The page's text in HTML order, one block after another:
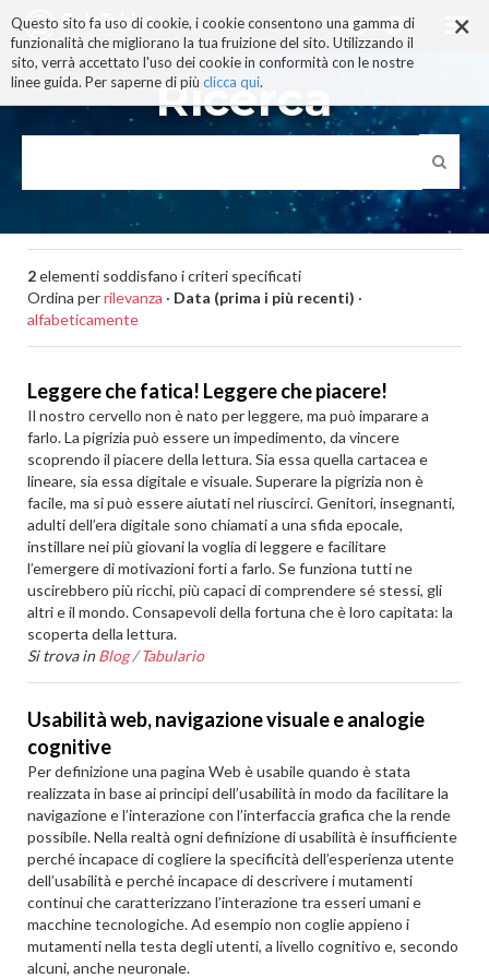
×
Questo sito fa uso di cookie, i cookie consentono una gamma di
funzionalità che migliorano la tua fruizione del sito. Utilizzando il
sito, verrà accettato l'uso dei cookie in conformità con le nostre
linee guida. Per saperne di più clicca qui.
ai
contenuti.
|
alla
navigazione
Ricerca
2elementi soddisfano i criteri specificati
Ordina perrilevanza · Data (prima i più recenti) ·
alfabeticamente
Leggere che fatica! Leggere che piacere!
Il nostro cervello non è nato per leggere, ma può imparare a
farlo. La pigrizia può essere un impedimento, da vincere
scoprendo il piacere della lettura. Sia essa quella cartacea e
lineare, sia essa digitale e visuale. Superare la pigrizia non è
facile, ma si può essere aiutati nel riuscirci. Genitori, insegnanti,
adulti dell’era digitale sono chiamati a una sfida epocale,
instillare nei più giovani la voglia di leggere e facilitare
l’emergere di motivazioni forti a farlo. Se funziona tutti ne
uscirebbero più ricchi, più capaci di comprendere sé stessi, gli
altri e il mondo. Consapevoli della fortuna che è loro capitata: la
scoperta della lettura.
Si trova in Blog /Tabulario
Usabilità web, navigazione visuale e analogie
cognitive
Per definizione una pagina Web è usabile quando è stata
realizzata in base ai principi dell’usabilità in modo da facilitare la
navigazione e l’interazione con l’interfaccia grafica che la rende
possibile. Nella realtà ogni definizione di usabilità è insufficiente
perché incapace di cogliere la specificità dell’esperienza utente
dell’usabilità e perché incapace di descrivere i mutamenti
continui che caratterizzano l’interazione tra esseri umani e
macchine tecnologiche. Ad esempio non coglie appieno i
mutamenti nella testa degli utenti, a livello cognitivo e, secondo
alcuni, anche neuronale.